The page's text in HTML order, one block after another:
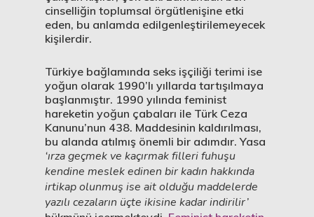
cinselliğin toplumsal örgütlenişine etki
eden, bu anlamda edilgenleştirilemeyecek
kişilerdir.
Türkiye bağlamında seks işçiliği terimi ise
yoğun olarak 1990’lı yıllarda tartışılmaya
başlanmıştır. 1990 yılında feminist
hareketin yoğun çabaları ile Türk Ceza
Kanunu’nun 438. Maddesinin kaldırılması,
bu alanda atılmış önemli bir adımdır. Yasa
‘ırza geçmek ve kaçırmak filleri fuhuşu
kendine meslek edinen bir kadın hakkında
irtikap olunmuş ise ait olduğu maddelerde
yazılı cezaların üçte ikisine kadar indirilir’